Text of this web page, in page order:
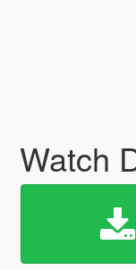
Watch